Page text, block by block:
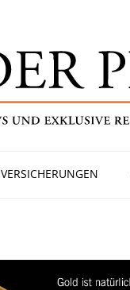
VERSICHERUNGEN